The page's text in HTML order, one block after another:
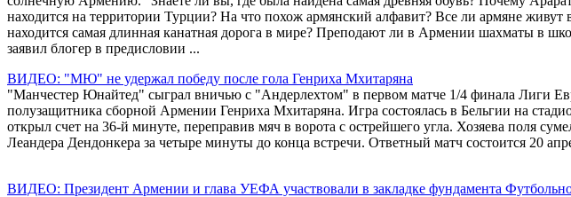
находится на территории Турции? На что похож армянский алфавит? Все ли армяне
находится самая длинная канатная дорога в мире? Преподают ли в Армении шахматы в
заявил блогер в предисловии ...
ВИДЕО: "МЮ" не удержал победу после гола Генриха Мхитаряна
"Манчестер Юнайтед" сыграл вничью с "Андерлехтом" в первом матче 1/4 финала Лиги
полузащитника сборной Армении Генриха Мхитаряна. Игра состоялась в Бельгии на
открыл счет на 36-й минуте, переправив мяч в ворота с острейшего угла. Хозяева поля
Леандера Дендонкера за четыре минуты до конца встречи. Ответный матч состоится 20
ВИДЕО: Президент Армении и глава УЕФА участвовали в закладке фундамента